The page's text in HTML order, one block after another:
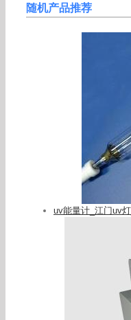
随机产品推荐
uv能量计_江门uv